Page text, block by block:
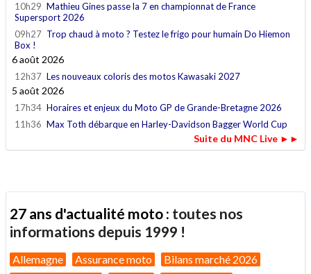
10h29 Mathieu Gines passe la 7 en championnat de France
Supersport 2026
09h27 Trop chaud à moto ? Testez le frigo pour humain Do Hiemon
Box !
6 août 2026
12h37 Les nouveaux coloris des motos Kawasaki 2027
5 août 2026
17h34 Horaires et enjeux du Moto GP de Grande-Bretagne 2026
11h36 Max Toth débarque en Harley-Davidson Bagger World Cup
Suite du MNC Live ►►
27 ans d'actualité moto : toutes nos
informations depuis 1999 !
Allemagne Assurance moto
Bilans marché 2026